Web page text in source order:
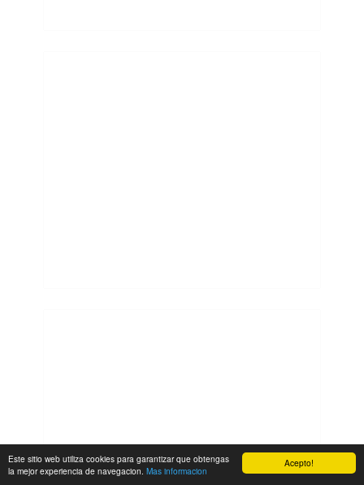
Acepto!
Este sitio web utiliza cookies para garantizar que obtengas
la mejor experiencia de navegacion. Mas informacion